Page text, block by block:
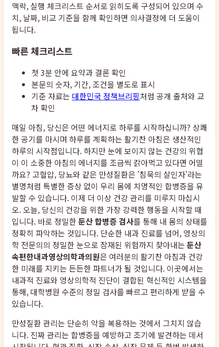
맥락, 실행 체크리스트 순서로 읽히도록 구성되어 있으며 수
치, 날짜, 비교 기준을 함께 확인하면 의사결정에 더 도움이
됩니다.
빠른 체크리스트
첫 3분 안에 요약과 결론 확인
본문의 숫자, 기간, 조건을 별도로 표시
기준 자료는 대한민국 정책브리핑처럼 공개 출처와 교
차 확인
매일 아침, 당신은 어떤 에너지로 하루를 시작하십니까? 상쾌
한 공기를 마시며 하루를 계획하는 활기찬 아침은 생산적인
하루의 시작점입니다. 하지만 눈에 보이지 않는 건강의 위협
이 이 소중한 아침의 에너지를 조금씩 갉아먹고 있다면 어떨
까요? 고혈압, 당뇨와 같은 만성질환은 '침묵의 살인자'라는
별명처럼 특별한 증상 없이 우리 몸에 치명적인 합병증을 유
발할 수 있습니다. 이제 더 이상 건강 관리를 미루지 마십시
오. 오늘, 당신의 건강을 위한 가장 강력한 행동을 시작할 때
입니다. 바로 정밀한둔산 합병증 검사를 통해 내 몸의 상태를
정확히 파악하는 것입니다. 단순한 내과 진료를 넘어, 영상의
학 전문의의 정밀한 눈으로 잠재된 위험까지 찾아내는 둔산
속편한내과영상의학과의원은 여러분의 활기찬 아침과 건강
한 미래를 지키는 든든한 파트너가 될 것입니다. 이곳에서는
내과적 진료와 영상의학적 진단이 결합된 혁신적인 시스템을
통해, 대학병원 수준의 정밀 검사를 빠르고 편리하게 받을 수
있습니다.
만성질환 관리는 단순히 약을 복용하는 것에서 그치지 않습
니다. 진짜 관리는 합병증을 예방하고 조기에 발견하는 데서